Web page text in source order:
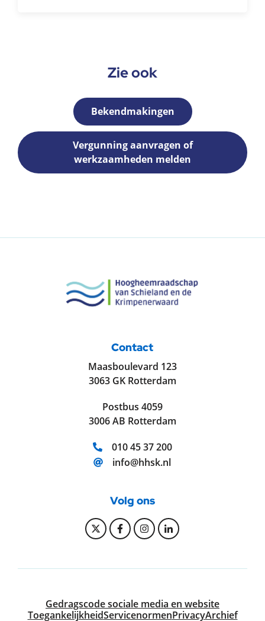
Zie ook
Bekendmakingen
Vergunning aanvragen of
werkzaamheden melden
Contact
Maasboulevard 123
3063 GK Rotterdam
Postbus 4059
3006 AB Rotterdam
Telefoonnummer:
010 45 37 200
E-mailadres:
info@hhsk.nl
Volg ons
Bekijk onze Twitter pagina
Bekijk onze Facebook
Bekijk onze Instagram
Bekijk onze
Gedragscode sociale media en website
ToegankelijkheidServicenormenPrivacyArchief